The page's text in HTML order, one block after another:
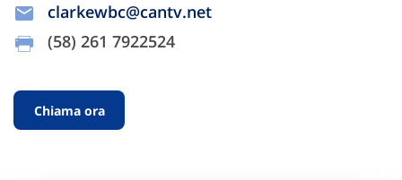
clarkewbc@cantv.net
(58) 261 7922524
Chiama ora